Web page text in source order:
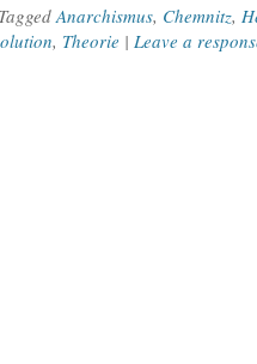
Anarchismus, Chemnitz,
, Theorie | Leave a